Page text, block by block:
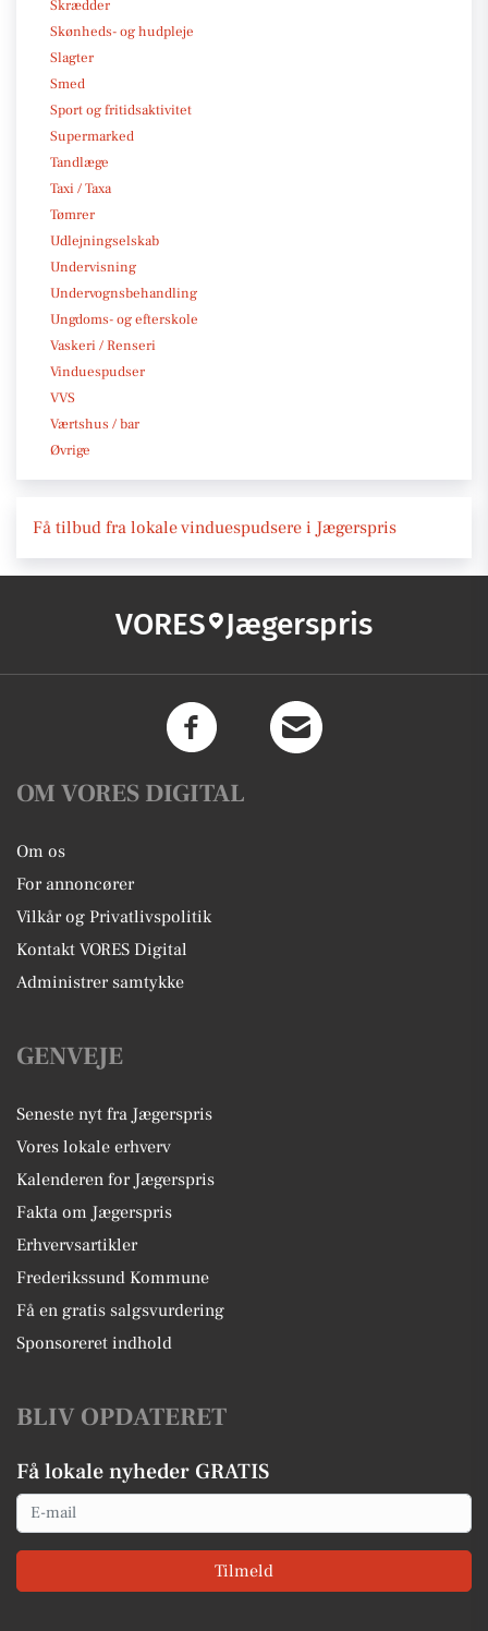
Skrædder
Skønheds- og hudpleje
Slagter
Smed
Sport og fritidsaktivitet
Supermarked
Tandlæge
Taxi / Taxa
Tømrer
Udlejningselskab
Undervisning
Undervognsbehandling
Ungdoms- og efterskole
Vaskeri / Renseri
Vinduespudser
VVS
Værtshus / bar
Øvrige
Få tilbud fra lokale vinduespudsere i Jægerspris
VORES Jægerspris
OM VORES DIGITAL
Om os
For annoncører
Vilkår og Privatlivspolitik
Kontakt VORES Digital
Administrer samtykke
GENVEJE
Seneste nyt fra Jægerspris
Vores lokale erhverv
Kalenderen for Jægerspris
Fakta om Jægerspris
Erhvervsartikler
Frederikssund Kommune
Få en gratis salgsvurdering
Sponsoreret indhold
BLIV OPDATERET
Få lokale nyheder GRATIS
Email
Tilmeld